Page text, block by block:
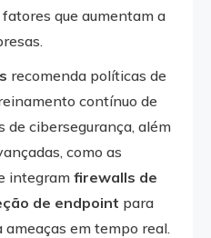
que aumentam a
recomenda políticas de
contínuo de
cibersegurança, além
como as
integram firewalls de
de endpoint para
em tempo real.